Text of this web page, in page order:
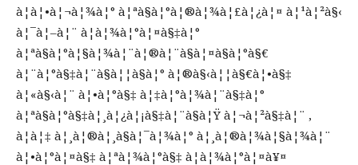
à¦à¦•à¦¬à¦¾à¦° à¦ªà§à¦°à¦®à¦¾à¦£à¦¿à¦¤ à¦¹à¦²à§‹
à¦¯à¦–à¦¨ à¦­à¦¾à¦°à¦¤à§‡à¦°
à¦ªà§à¦°à¦§à¦¾à¦¨à¦®à¦¨à§à¦¤à§à¦°à§€
à¦¨à¦°à§‡à¦¨à§à¦¦à§à¦° à¦®à§‹à¦¦à§€à¦•à§‡
à¦«à§‹à¦¨ à¦•à¦°à§‡ à¦‡à¦°à¦¾à¦¨à§‡à¦°
à¦ªà§à¦°à§‡à¦¸à¦¿à¦¡à§‡à¦¨à§à¦Ÿ à¦¬à¦²à§‡à¦¨ ,
à¦à¦‡ à¦¸à¦®à¦¸à§à¦¯à¦¾à¦° à¦¸à¦®à¦¾à¦§à¦¾à¦¨
à¦•à¦°à¦¤à§‡ à¦ªà¦¾à¦°à§‡ à¦­à¦¾à¦°à¦¤à¥¤